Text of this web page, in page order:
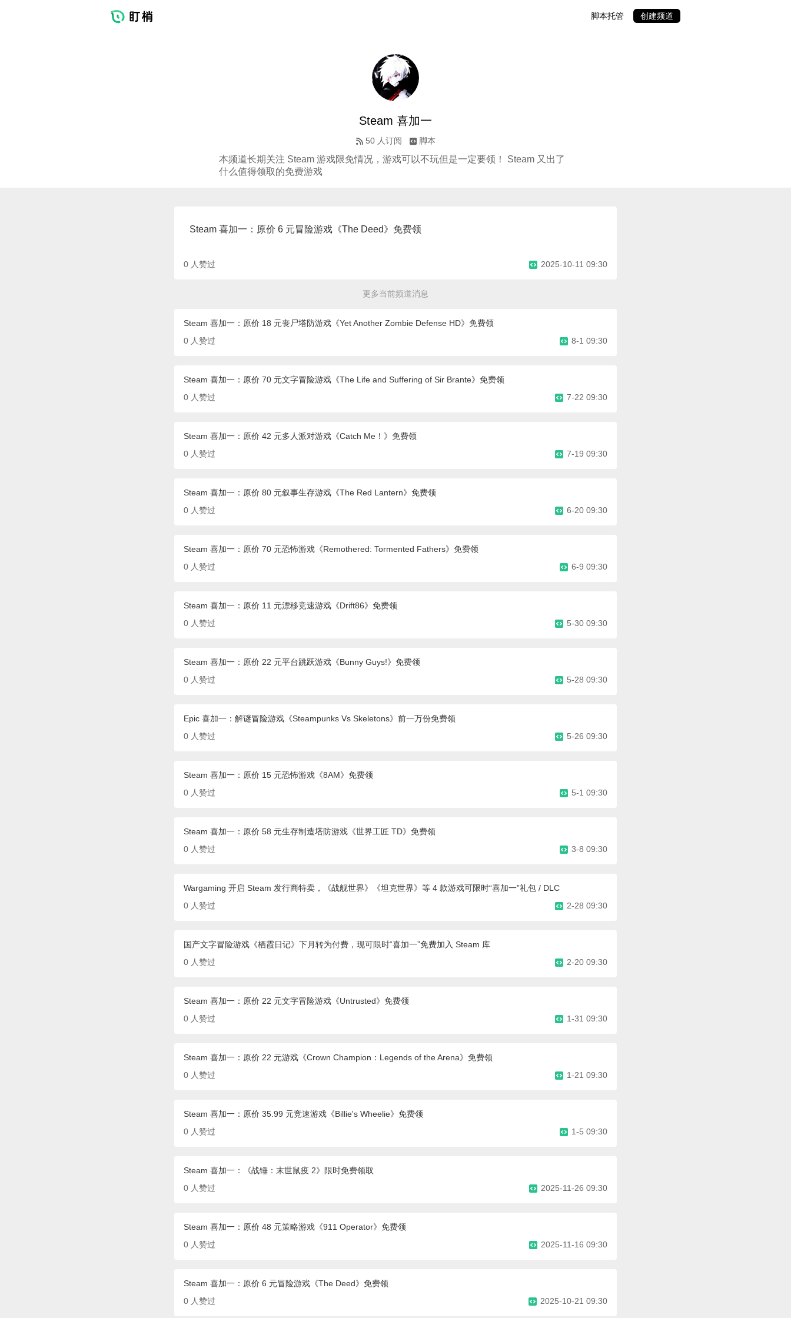
脚本托管 创建频道
Steam 喜加一
50 人订阅 脚本
本频道长期关注 Steam 游戏限免情况，游戏可以不玩但是一定要领！ Steam 又出了
什么值得领取的免费游戏
Steam 喜加一：原价 6 元冒险游戏《The Deed》免费领
0 人赞过 2025-10-11 09:30
更多当前频道消息
Steam 喜加一：原价 18 元丧尸塔防游戏《Yet Another Zombie Defense HD》免费领
0 人赞过 8-1 09:30
Steam 喜加一：原价 70 元文字冒险游戏《The Life and Suffering of Sir Brante》免费领
0 人赞过 7-22 09:30
Steam 喜加一：原价 42 元多人派对游戏《Catch Me！》免费领
0 人赞过 7-19 09:30
Steam 喜加一：原价 80 元叙事生存游戏《The Red Lantern》免费领
0 人赞过 6-20 09:30
Steam 喜加一：原价 70 元恐怖游戏《Remothered: Tormented Fathers》免费领
0 人赞过 6-9 09:30
Steam 喜加一：原价 11 元漂移竞速游戏《Drift86》免费领
0 人赞过 5-30 09:30
Steam 喜加一：原价 22 元平台跳跃游戏《Bunny Guys!》免费领
0 人赞过 5-28 09:30
Epic 喜加一：解谜冒险游戏《Steampunks Vs Skeletons》前一万份免费领
0 人赞过 5-26 09:30
Steam 喜加一：原价 15 元恐怖游戏《8AM》免费领
0 人赞过 5-1 09:30
Steam 喜加一：原价 58 元生存制造塔防游戏《世界工匠 TD》免费领
0 人赞过 3-8 09:30
Wargaming 开启 Steam 发行商特卖，《战舰世界》《坦克世界》等 4 款游戏可限时“喜加一”礼包 / DLC
0 人赞过 2-28 09:30
国产文字冒险游戏《栖霞日记》下月转为付费，现可限时“喜加一”免费加入 Steam 库
0 人赞过 2-20 09:30
Steam 喜加一：原价 22 元文字冒险游戏《Untrusted》免费领
0 人赞过 1-31 09:30
Steam 喜加一：原价 22 元游戏《Crown Champion：Legends of the Arena》免费领
0 人赞过 1-21 09:30
Steam 喜加一：原价 35.99 元竞速游戏《Billie's Wheelie》免费领
0 人赞过 1-5 09:30
Steam 喜加一：《战锤：末世鼠疫 2》限时免费领取
0 人赞过 2025-11-26 09:30
Steam 喜加一：原价 48 元策略游戏《911 Operator》免费领
0 人赞过 2025-11-16 09:30
Steam 喜加一：原价 6 元冒险游戏《The Deed》免费领
0 人赞过 2025-10-21 09:30